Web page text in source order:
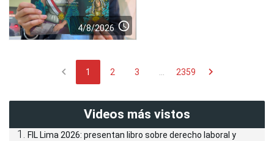
4/8/2026 access_time
chevron_left 1 2 3 ... 2359 chevron_right
Videos más vistos
FIL Lima 2026: presentan libro sobre derecho laboral y